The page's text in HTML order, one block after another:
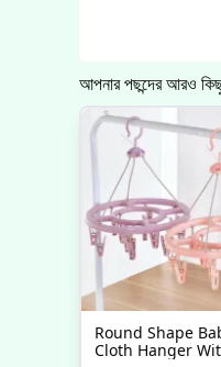
আপনার পছন্দের আরও
Round Shape
Cloth Hanger